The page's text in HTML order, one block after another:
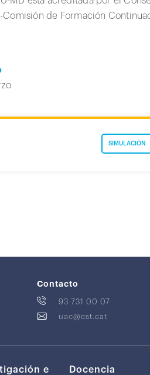
Comisión de Formación
SIMULACIÓN
Contacto
93 731 00 07
uac@cst.cat
e
Docencia